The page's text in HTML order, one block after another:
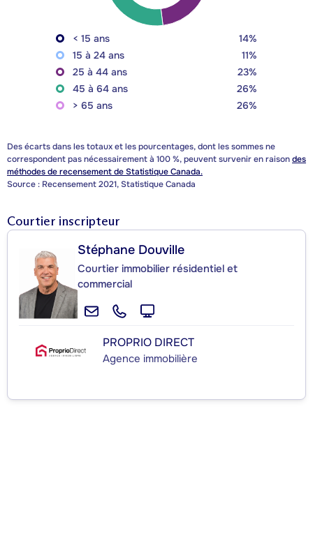
< 15 ans
14%
15 à 24 ans
11%
25 à 44 ans
23%
45 à 64 ans
26%
> 65 ans
26%
Des écarts dans les totaux et les pourcentages, dont les sommes ne
correspondent pas nécessairement à 100 %, peuvent survenir en raisondes
méthodes de recensement de Statistique Canada.
Source : Recensement 2021, Statistique Canada
Courtier inscripteur
Stéphane Douville
Courtier immobilier résidentiel et
commercial
PROPRIO DIRECT
Agence immobilière